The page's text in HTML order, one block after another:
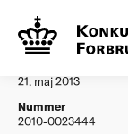
Vandtilsyn
21. maj 2013
Nummer
2010-0023444